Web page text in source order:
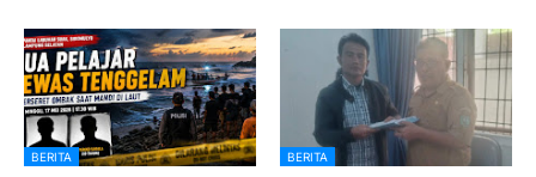
BERITA BERITA